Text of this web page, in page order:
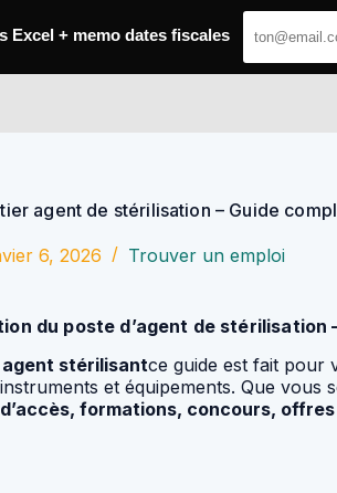
agent de stérilisation – Guide
6, 2026 Trouver un emploi
du poste d’agent de stérilisation
agent stérilisantce guide est fait pour
et équipements. Que
formations, concours,
Excel + memo dates fiscales